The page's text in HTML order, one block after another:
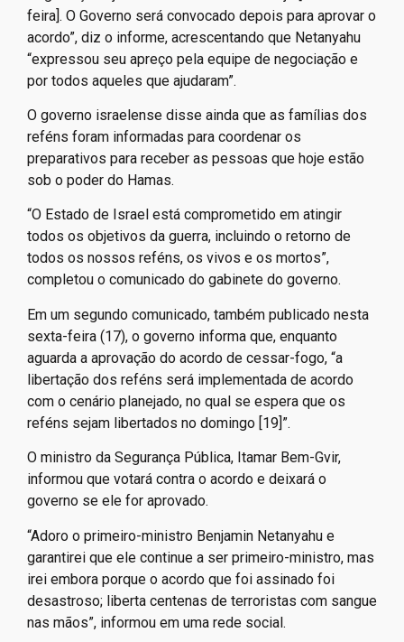
feira]. O Governo será convocado depois para aprovar o
acordo”, diz o informe, acrescentando que Netanyahu
“expressou seu apreço pela equipe de negociação e
por todos aqueles que ajudaram”.
O governo israelense disse ainda que as famílias dos
reféns foram informadas para coordenar os
preparativos para receber as pessoas que hoje estão
sob o poder do Hamas.
“O Estado de Israel está comprometido em atingir
todos os objetivos da guerra, incluindo o retorno de
todos os nossos reféns, os vivos e os mortos”,
completou o comunicado do gabinete do governo.
Em um segundo comunicado, também publicado nesta
sexta-feira (17), o governo informa que, enquanto
aguarda a aprovação do acordo de cessar-fogo, “a
libertação dos reféns será implementada de acordo
com o cenário planejado, no qual se espera que os
reféns sejam libertados no domingo [19]”.
O ministro da Segurança Pública, Itamar Bem-Gvir,
informou que votará contra o acordo e deixará o
governo se ele for aprovado.
“Adoro o primeiro-ministro Benjamin Netanyahu e
garantirei que ele continue a ser primeiro-ministro, mas
irei embora porque o acordo que foi assinado foi
desastroso; liberta centenas de terroristas com sangue
nas mãos”, informou em uma rede social.